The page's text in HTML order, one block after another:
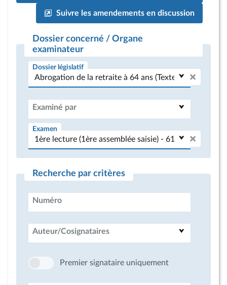
Suivre les amendements en discussion
Dossier concerné / Organe
examinateur
Dossier législatif
Examiné par
Examen
Recherche par critères
Numéro
Auteur/Cosignataires
Premier signataire uniquement